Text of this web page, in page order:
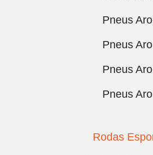
Pneus
Pneus
Pneus
Pneus
Rodas